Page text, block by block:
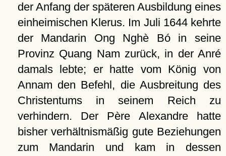
der Anfang der späteren Ausbildung eines
einheimischen Klerus. Im Juli 1644 kehrte
der Mandarin Ong Nghè Bó in seine
Provinz Quang Nam zurück, in der Anré
damals lebte; er hatte vom König von
Annam den Befehl, die Ausbreitung des
Christentums in seinem Reich zu
verhindern. Der Père Alexandre hatte
bisher verhältnismäßig gute Beziehungen
zum Mandarin und kam in dessen